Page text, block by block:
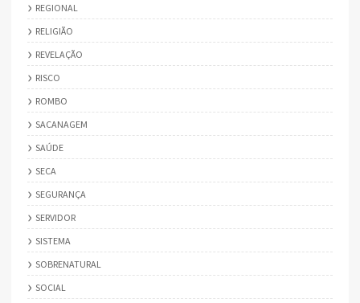
REGIONAL
RELIGIÃO
REVELAÇÃO
RISCO
ROMBO
SACANAGEM
SAÚDE
SECA
SEGURANÇA
SERVIDOR
SISTEMA
SOBRENATURAL
SOCIAL